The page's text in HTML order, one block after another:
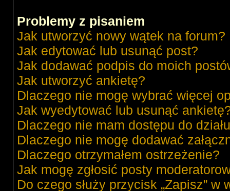
Problemy z pisaniem
Jak utworzyć nowy wątek na forum?
Jak edytować lub usunąć post?
Jak dodawać podpis do moich
Jak utworzyć ankietę?
Dlaczego nie mogę wybrać więcej
Jak wyedytować lub usunąć
Dlaczego nie mam dostępu do
Dlaczego nie mogę dodawać
Dlaczego otrzymałem ostrzeżenie?
Jak mogę zgłosić posty
Do czego służy przycisk „Zapisz”